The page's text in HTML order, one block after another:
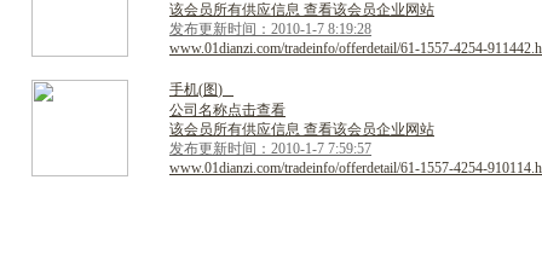
该会员所有供应信息 查看该会员企业网站
发布更新时间：2010-1-7 8:19:28
www.01dianzi.com/tradeinfo/offerdetail/61-1557-4254-
手机(图)
公司名称点击查看
该会员所有供应信息 查看该会员企业网站
发布更新时间：2010-1-7 7:59:57
www.01dianzi.com/tradeinfo/offerdetail/61-1557-4254-